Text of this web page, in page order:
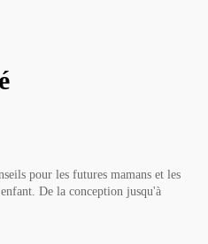
pour les futures mamans et les
De la conception jusqu'à